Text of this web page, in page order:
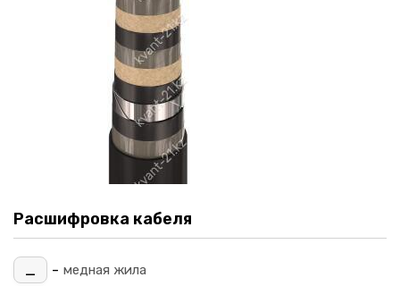
Расшифровка кабеля
_ - медная жила